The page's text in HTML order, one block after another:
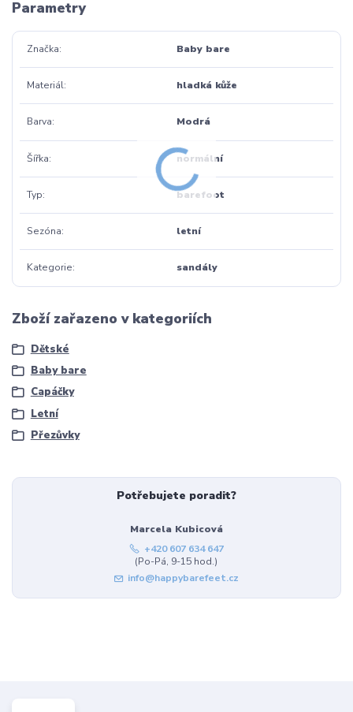
Parametry
Značka Baby bare
Materiál hladká kůže
Barva Modrá
Šířka normální
Typ barefoot
Sezóna letní
Kategorie sandály
Zboží zařazeno v kategoriích
Dětské
Baby bare
Capáčky
Letní
Přezůvky
Potřebujete poradit?
Marcela Kubicová
+420 607 634 647
(Po-Pá, 9-15 hod.)
info@happybarefeet.cz